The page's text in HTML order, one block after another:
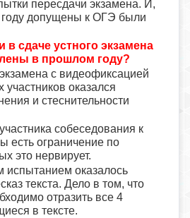
пересдачи экзамена. И,
году допущены к ОГЭ были
в сдаче устного экзамена
в прошлом году?
с видеофиксацией
участников оказался
и стеснительности
собеседования к
есть ограничение по
это нервирует.
оказалось
текста. Дело в том, что
отразить все 4
в тексте.